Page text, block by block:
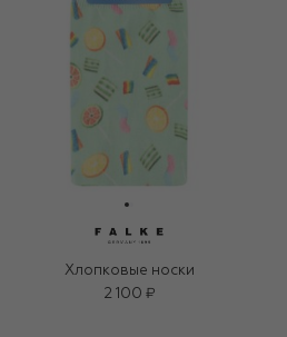
Хлопковые носки
2 100 ₽